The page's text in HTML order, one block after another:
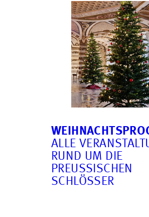
ALLE
RUND UM DIE
PREUSSISCHEN S
CHLÖSSER